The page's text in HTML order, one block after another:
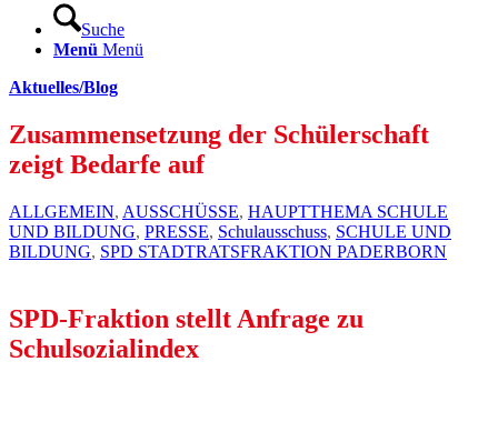
Suche
Menü Menü
Aktuelles/Blog
Zusammensetzung der Schülerschaft
zeigt Bedarfe auf
ALLGEMEIN, AUSSCHÜSSE, HAUPTTHEMA SCHULE
UND BILDUNG, PRESSE, Schulausschuss, SCHULE UND
BILDUNG, SPD STADTRATSFRAKTION PADERBORN
SPD-Fraktion stellt Anfrage zu
Schulsozialindex